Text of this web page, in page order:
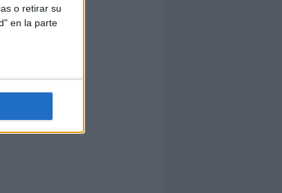
o retirar su
en la parte